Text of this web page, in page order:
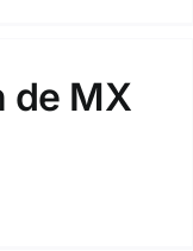
de MX